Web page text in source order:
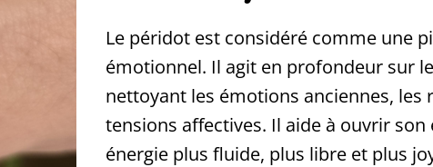
Le péridot est considéré comme une
émotionnel. Il agit en profondeur sur
nettoyant les émotions anciennes, les
tensions affectives. Il aide à ouvrir
énergie plus fluide, plus libre et plus